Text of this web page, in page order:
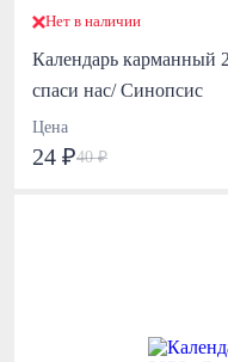
Нет в наличии
Календарь карманный
спаси нас/ Синопсис
Цена
24 ₽40 ₽